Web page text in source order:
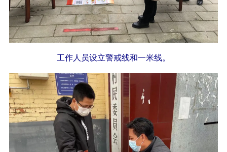
工作人员设立警戒线和一米线。